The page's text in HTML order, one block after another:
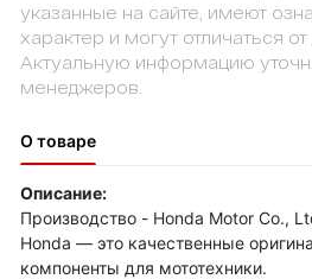
указанные на сайте, имеют
характер и могут отличаться
Актуальную информацию
менеджеров.
О товаре
Описание:
Производство - Honda Motor Co.,
Honda — это качественные
компоненты для мототехники.